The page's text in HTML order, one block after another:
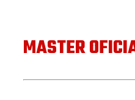
MASTER